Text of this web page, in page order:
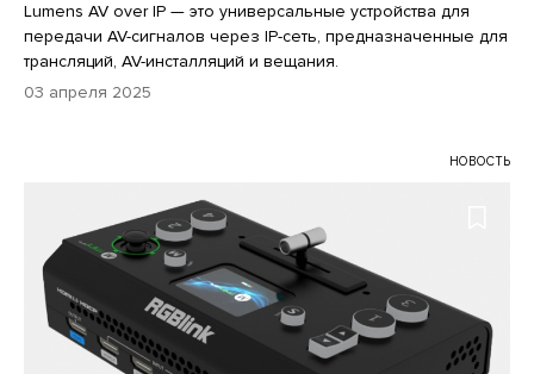
Lumens AV over IP — это универсальные устройства для
передачи AV-сигналов через IP-сеть, предназначенные для
трансляций, AV-инсталляций и вещания.
03 апреля 2025
НОВОСТЬ